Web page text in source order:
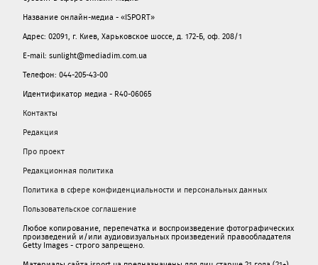
Название онлайн-медиа - «ISPORT»
Адрес: 02091, г. Киев, Харьковское шоссе, д. 172-Б, оф. 208/1
E-mail: sunlight@mediadim.com.ua
Телефон: 044-205-43-00
Идентификатор медиа - R40-06065
Контакты
Редакция
Про проект
Редакционная политика
Политика в сфере конфиденциальности и персональных данных
Пользовательское соглашение
Любое копирование, перепечатка и воспроизведение фотографических
произведений и/или аудиовизуальных произведений правообладателя
Getty Images - строго запрещено.